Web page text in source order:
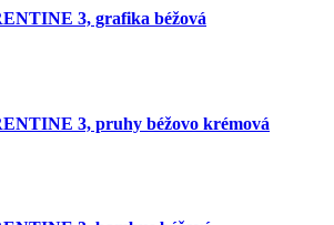
3, grafika béžová
3, pruhy béžovo krémová